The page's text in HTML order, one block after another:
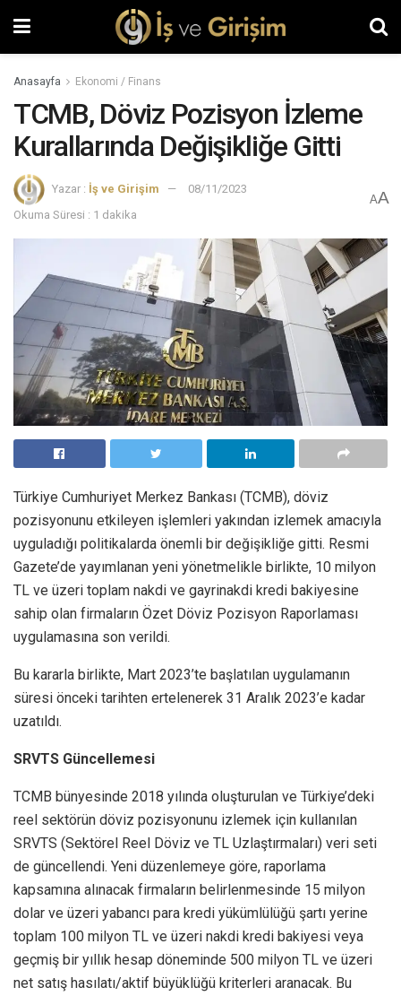
Anasayfa Ekonomi / Finans
TCMB, Döviz Pozisyon İzleme
Kurallarında Değişikliğe Gitti
Yazar : İş ve Girişim
08/11/2023
Okuma Süresi : 1 dakika
AA
Türkiye Cumhuriyet Merkez Bankası (TCMB), döviz
pozisyonunu etkileyen işlemleri yakından izlemek amacıyla
uyguladığı politikalarda önemli bir değişikliğe gitti. Resmi
Gazete’de yayımlanan yeni yönetmelikle birlikte, 10 milyon
TL ve üzeri toplam nakdi ve gayrinakdi kredi bakiyesine
sahip olan firmaların Özet Döviz Pozisyon Raporlaması
uygulamasına son verildi.
Bu kararla birlikte, Mart 2023’te başlatılan uygulamanın
süresi önceki tarihten ertelenerek 31 Aralık 2023’e kadar
uzatıldı.
SRVTS Güncellemesi
TCMB bünyesinde 2018 yılında oluşturulan ve Türkiye’deki
reel sektörün döviz pozisyonunu izlemek için kullanılan
SRVTS (Sektörel Reel Döviz ve TL Uzlaştırmaları) veri seti
de güncellendi. Yeni düzenlemeye göre, raporlama
kapsamına alınacak firmaların belirlenmesinde 15 milyon
dolar ve üzeri yabancı para kredi yükümlülüğü şartı yerine
toplam 100 milyon TL ve üzeri nakdi kredi bakiyesi veya
geçmiş bir yıllık hesap döneminde 500 milyon TL ve üzeri
net satış hasılatı/aktif büyüklüğü kriterleri aranacak. Bu